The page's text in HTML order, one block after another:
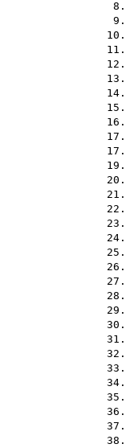
8.
9.
10.
11.
12.
13.
14.
15.
16.
17.
17.
19.
20.
21.
22.
23.
24.
25.
26.
27.
28.
29.
30.
31.
32.
33.
34.
35.
36.
37.
38.